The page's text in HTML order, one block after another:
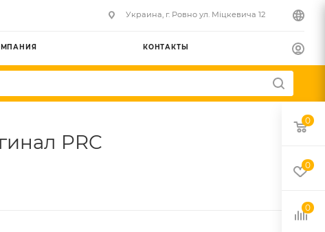
Украина, г. Ровно ул. Міцкевича 12
КОНТАКТЫ
PRC
0
0
0